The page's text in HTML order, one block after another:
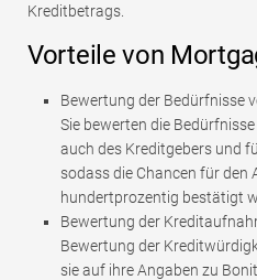
Kreditbetrags.
Vorteile von
Bewertung der Bedürfnisse
Sie bewerten die
auch des Kreditgebers und
sodass die Chancen für den
hundertprozentig bestätigt
Bewertung der
Bewertung der
sie auf ihre Angaben zu